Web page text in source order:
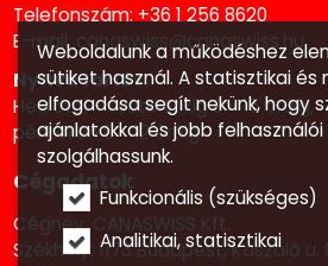
Telefonszám: +36 1 256 8620
E-mail: canaswiss@canaswiss.hu
Nyitva tartás:
Hétfőtől - csütörtökig 8 - 15 óráig,
pénteken 8 - 12 óráig
Cégadatok
Cégnév: CANASWISS Kft.
Székhely: 1173 Budapest, Kaszáló u.
Weboldalunk a működéshez
sütiket használ. A statisztikai és
elfogadása segít nekünk, hogy
ajánlatokkal és jobb
szolgálhassunk.
Funkcionális (szükséges)
Analitikai, statisztikai